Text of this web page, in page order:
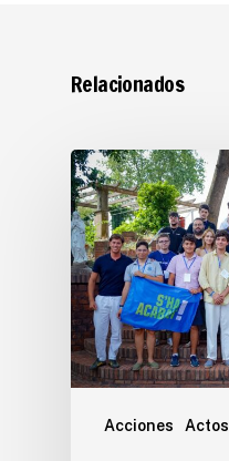
Relacionados
Acciones Actos